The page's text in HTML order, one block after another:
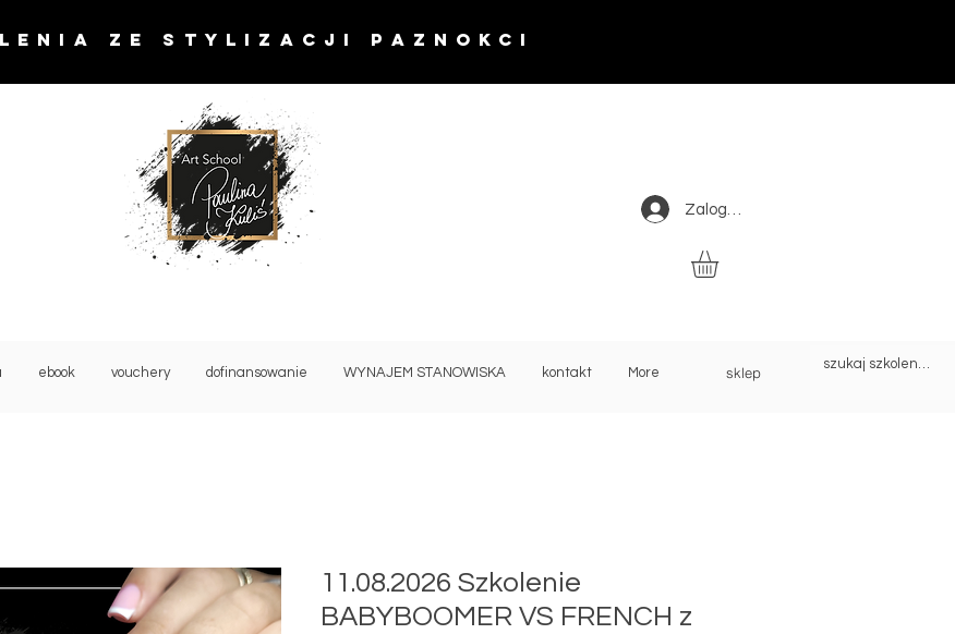
ze stylizacji paznokci
Zaloguj się
ebook vouchery dofinansowanie WYNAJEM STANOWISKA kontakt More sklep
11.08.2026 Szkolenie
BABYBOOMER VS FRENCH z